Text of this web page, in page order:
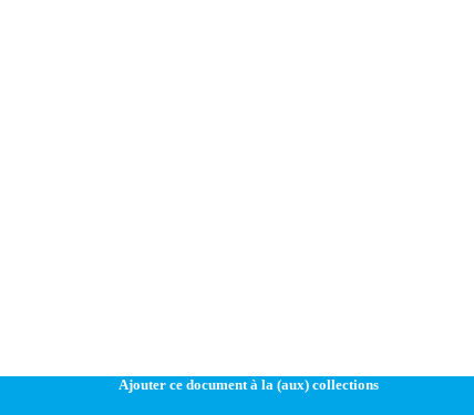
Ajouter ce document à la (aux) collections